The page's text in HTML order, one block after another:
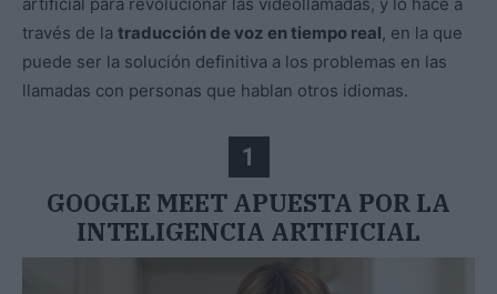
través de la traducción de voz en tiempo real, en la que
puede ser la solución definitiva a los problemas en las
llamadas con personas que hablan otros idiomas.
1
GOOGLE MEET APUESTA POR LA
INTELIGENCIA ARTIFICIAL